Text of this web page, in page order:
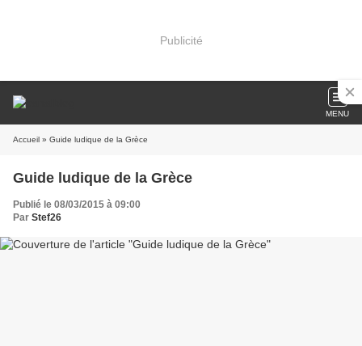
Publicité
MENU
Accueil » Guide ludique de la Grèce
Guide ludique de la Grèce
Publié le 08/03/2015 à 09:00
Par Stef26